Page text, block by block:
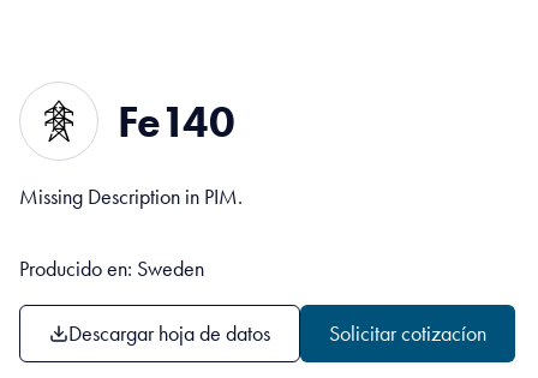
Fe140
Missing Description in PIM.
Producido en: Sweden
Descargar hoja de datos Solicitar cotizacíon